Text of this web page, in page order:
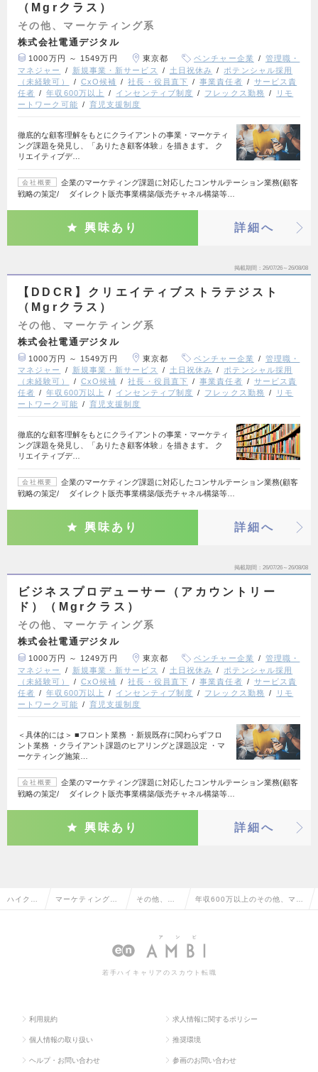
（Mgrクラス）
その他、マーケティング系
株式会社電通デジタル
1000万円 ～ 1549万円 東京都 ベンチャー企業
管理職・
マネジャー
新規事業・新サービス 土日祝休み
ポテンシャル採用
（未経験可）
CxO候補 社長・役員直下 事業責任者
サービス責
任者
年収600万以上 インセンティブ制度 フレックス勤務
リモ
ートワーク可能
育児支援制度
徹底的な顧客理解をもとにクライアントの事業・マーケティ
ング課題を発見し、「ありたき顧客体験」を描きます。 ク
リエイティブデ…
会社概要
企業のマーケティング課題に対応したコンサルテーション業務(顧客
戦略の策定/ ダイレクト販売事業構築/販売チャネル構築等…
興味あり 詳細へ
掲載期間 26/07/26～26/08/08
【DDCR】クリエイティブストラテジスト
（Mgrクラス）
その他、マーケティング系
株式会社電通デジタル
1000万円 ～ 1549万円 東京都 ベンチャー企業
管理職・
マネジャー
新規事業・新サービス 土日祝休み
ポテンシャル採用
（未経験可）
CxO候補 社長・役員直下 事業責任者
サービス責
任者
年収600万以上 インセンティブ制度 フレックス勤務
リモ
ートワーク可能
育児支援制度
徹底的な顧客理解をもとにクライアントの事業・マーケティ
ング課題を発見し、「ありたき顧客体験」を描きます。 ク
リエイティブデ…
会社概要
企業のマーケティング課題に対応したコンサルテーション業務(顧客
戦略の策定/ ダイレクト販売事業構築/販売チャネル構築等…
興味あり 詳細へ
掲載期間 26/07/26～26/08/08
ビジネスプロデューサー（アカウントリー
ド）（Mgrクラス）
その他、マーケティング系
株式会社電通デジタル
1000万円 ～ 1249万円 東京都 ベンチャー企業
管理職・
マネジャー
新規事業・新サービス 土日祝休み
ポテンシャル採用
（未経験可）
CxO候補 社長・役員直下 事業責任者
サービス責
任者
年収600万以上 インセンティブ制度 フレックス勤務
リモ
ートワーク可能
育児支援制度
＜具体的には＞ ■フロント業務 ・新規既存に関わらずフロ
ント業務 ・クライアント課題のヒアリングと課題設定 ・マ
ーケティング施策…
会社概要
企業のマーケティング課題に対応したコンサルテーション業務(顧客
戦略の策定/ ダイレクト販売事業構築/販売チャネル構築等…
興味あり 詳細へ
ハイクラ マーケティング・ その他、マ
グ系
年収600万以上のその他、マー
一覧
若手ハイキャリアのスカウト転職
利用規約 求人情報に関するポリシー
個人情報の取り扱い 推奨環境
ヘルプ・お問い合わせ 参画のお問い合わせ